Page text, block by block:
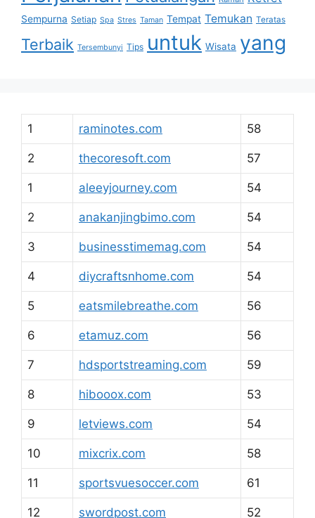
Sempurna Setiap Spa Stres Taman Tempat Temukan Teratas
Terbaik Tersembunyi Tips untuk Wisata yang
1 raminotes.com 58
2 thecoresoft.com 57
1 aleeyjourney.com 54
2 anakanjingbimo.com 54
3 businesstimemag.com 54
4 diycraftsnhome.com 54
5 eatsmilebreathe.com 56
6 etamuz.com 56
7 hdsportstreaming.com 59
8 hibooox.com 53
9 letviews.com 54
10 mixcrix.com 58
11 sportsvuesoccer.com 61
12 swordpost.com 52